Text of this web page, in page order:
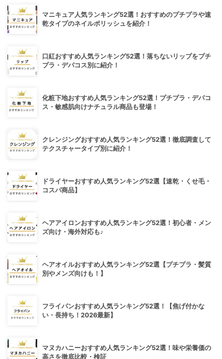
マニキュア人気ランキング52選！おすすめのプチプラや速
乾タイプのネイルポリッシュを紹介！
口紅おすすめ人気ランキング52選！落ちないリップをプチ
プラ・デパコス別に紹介！
化粧下地おすすめ人気ランキング52選！プチプラ・デパコ
ス・敏感肌向けナチュラル商品も登場！
クレンジングおすすめ人気ランキング52選！徹底調査して
テクスチャータイプ別に紹介！
ドライヤーおすすめ人気ランキング52選【速乾・くせ毛・
コスパ商品】
ヘアアイロンおすすめ人気ランキング52選！初心者・メン
ズ向け・海外対応も♪
ヘアオイルおすすめ人気ランキング52選【プチプラ・髪質
別やメンズ向けも！】
フライパンおすすめ人気ランキング52選！【焦げ付かな
い・長持ち！2026最新】
マヌカハニーおすすめ人気ランキング52選！味や栄養価の
高さを徹底比較・検証